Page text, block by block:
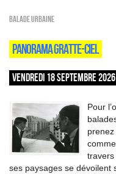
Balade urbaine
PANORAMA GRATTE-CIEL
VENDREDI 18 SEPTEMBRE
Pour
ses paysages se